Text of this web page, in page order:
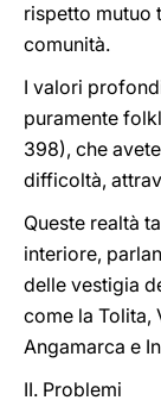
rispetto mutuo
comunità.
I valori
puramente
398), che
difficoltà,
Queste realtà
interiore,
delle vestigia
come la Tolita,
Angamarca e
II. Problemi